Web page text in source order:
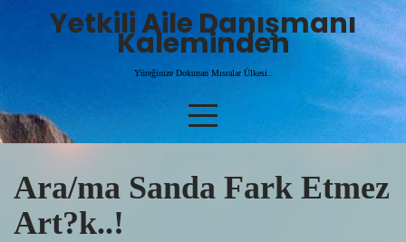
Yetkili Aile Danışmanı
Kaleminden
Yüreğinize Dokunan Mısralar Ülkesi..
Ara/ma Sanda Fark Etmez
Art?k..!